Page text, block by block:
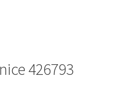
426793